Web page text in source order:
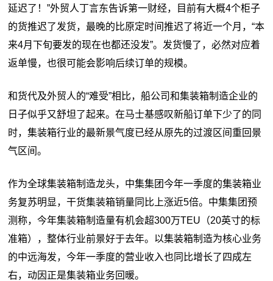
延迟了！”外贸人丁言东告诉第一财经，目前有大概4个柜子
的货推迟了发货，最晚的比原定时间推迟了将近一个月，“本
来4月下旬要发的现在也都还没发”。发货慢了，必然对应着
返单慢，也很可能会影响后续订单的规模。
和货代及外贸人的“难受”相比，船公司和集装箱制造企业的
日子似乎又舒坦了起来。在马士基感叹新船订单下少了的同
时，集装箱行业的最新景气度已经从原先的过渡区间重回景
气区间。
作为全球集装箱制造龙头，中集集团今年一季度的集装箱业
务复苏明显，干货集装箱销量同比上涨近5倍。中集集团预
测称，今年集装箱制造量有机会超300万TEU（20英寸的标
准箱），整体行业前景好于去年。以集装箱制造为核心业务
的中远海发，今年一季度的营业收入也同比增长了四成左
右，动因正是集装箱业务回暖。